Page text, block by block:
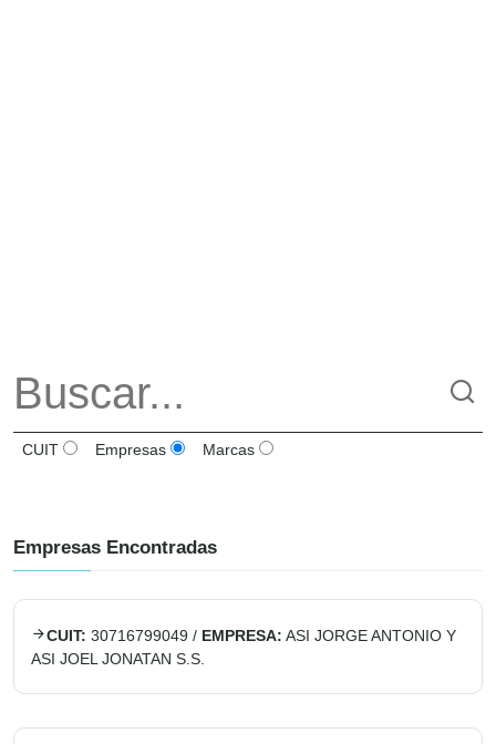
CUIT Empresas Marcas
Empresas Encontradas
CUIT: 30716799049 / EMPRESA: ASI JORGE ANTONIO Y
ASI JOEL JONATAN S.S.